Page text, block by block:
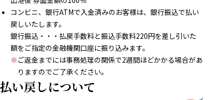
コンビニ、銀行ATMで入金済みのお客様は、銀行振込で払い
戻しいたします。
銀行振込・・・払戻手数料と振込手数料220円を差し引いた
額をご指定の金融機関口座に振り込みます。
※ ご返金までには事務処理の関係で2週間ほどかかる場合があ
りますのでご了承ください。
払い戻しについて